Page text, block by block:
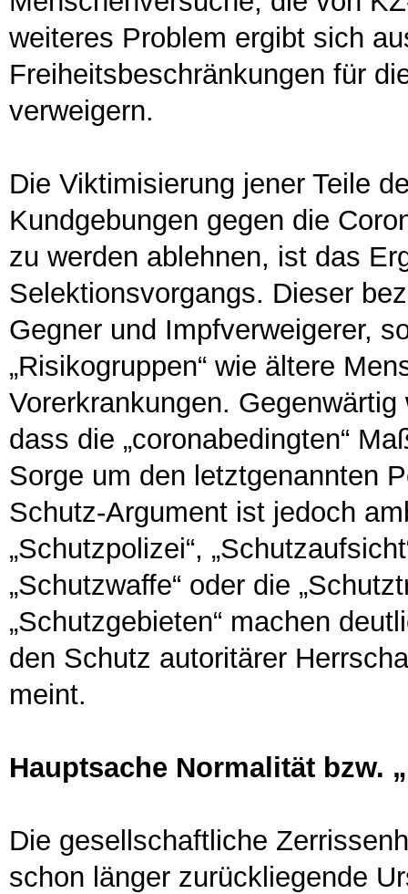
weiteres Problem ergibt sich
Freiheitsbeschränkungen für
verweigern.
Die Viktimisierung jener Teile
Kundgebungen gegen die
zu werden ablehnen, ist das
Selektionsvorgangs. Dieser
Gegner und Impfverweigerer,
„Risikogruppen“ wie ältere
Vorerkrankungen.
dass die „coronabedingten“
Sorge um den letztgenannten
Schutz-Argument ist jedoch
„Schutzpolizei“,
„Schutzwaffe“ oder die
„Schutzgebieten“ machen
den Schutz autoritärer
meint.
Hauptsache Normalität bzw.
Die gesellschaftliche
schon länger zurückliegende